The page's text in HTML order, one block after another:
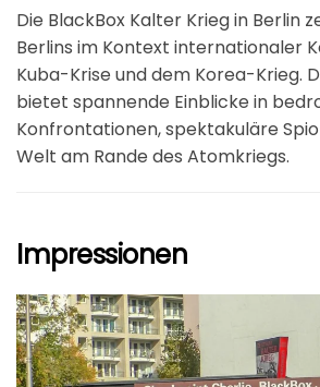
Die BlackBox Kalter Krieg in Berlin
Berlins im Kontext internationaler
Kuba-Krise und dem Korea-Krieg.
bietet spannende Einblicke in
Konfrontationen, spektakuläre
Welt am Rande des Atomkriegs.
Impressionen